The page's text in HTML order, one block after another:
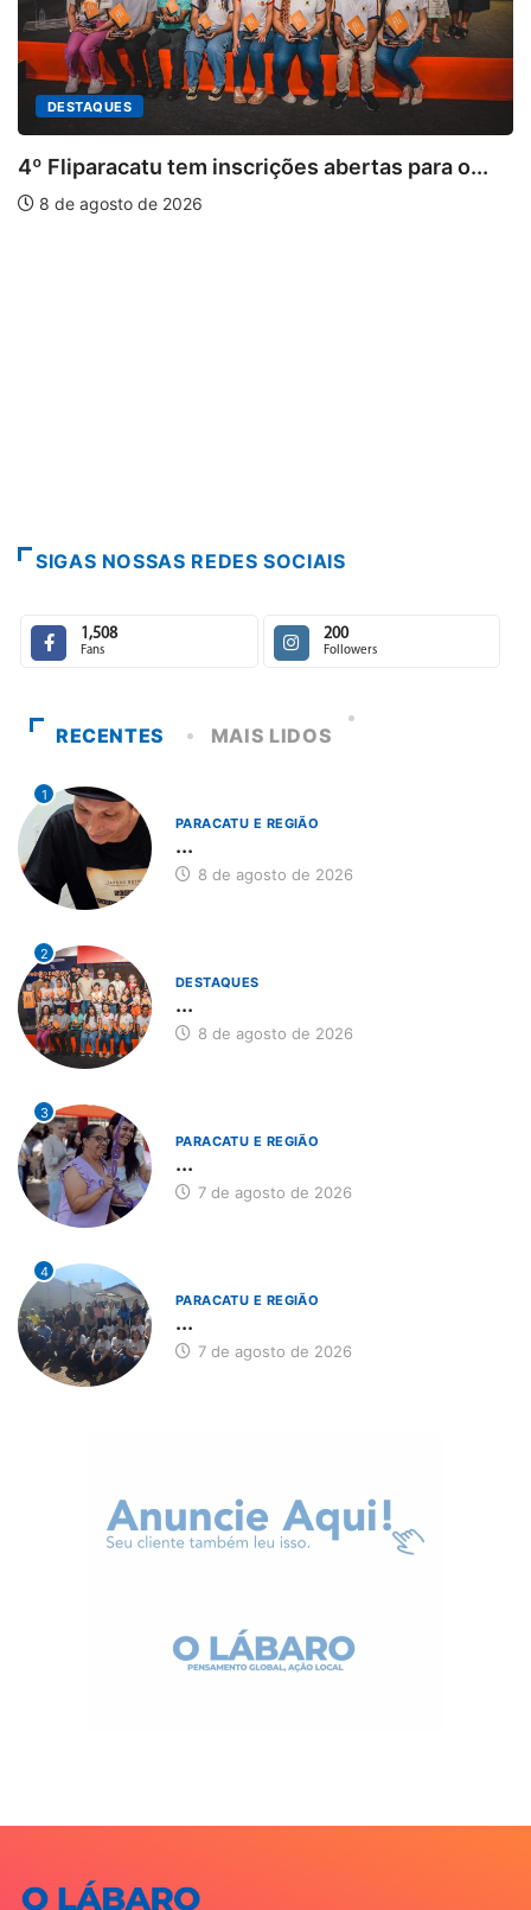
tem inscrições abertas para o...
2026
SIGAS NOSSAS REDES SOCIAIS
1,508
Fans
200
Followers
RECENTES MAIS LIDOS
1
PARACATU E REGIÃO
...
8 de agosto de 2026
2
DESTAQUES
...
8 de agosto de 2026
3
PARACATU E REGIÃO
...
7 de agosto de 2026
4
PARACATU E REGIÃO
...
7 de agosto de 2026